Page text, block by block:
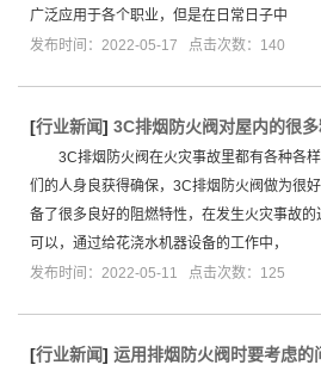
广泛应用于各个职业，但是在日常日子中
发布时间：2022-05-17 点击次数：140
[行业新闻] 3C排烟防火阀对屋内的很多
3C排烟防火阀在火灾事故里都有各种各样
们的人身良获得确保，3C排烟防火阀做为很
备了很多良好的阻燃特性，在发生火灾事故
可以，通过给花浇水机器设备的工作中，
发布时间：2022-05-11 点击次数：125
[行业新闻] 运用排烟防火阀时要考虑的